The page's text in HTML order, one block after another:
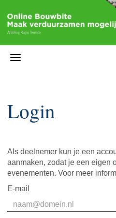
Login
Als deelnemer kun je een
aanmaken, zodat je een eigen
evenementen. Voor meer
E-mail